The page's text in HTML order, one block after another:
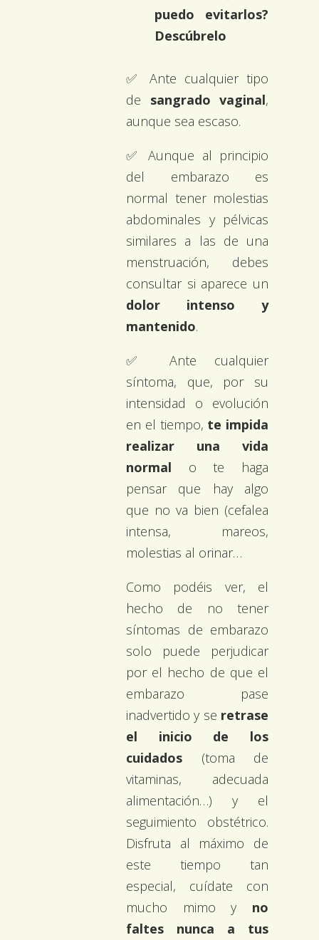
puedo evitarlos?
Descúbrelo
✅ Ante cualquier tipo
de sangrado vaginal,
aunque sea escaso.
✅ Aunque al principio
del embarazo es
normal tener molestias
abdominales y pélvicas
similares a las de una
menstruación, debes
consultar si aparece un
dolor intenso y
mantenido.
✅ Ante cualquier
síntoma, que, por su
intensidad o evolución
en el tiempo, te impida
realizar una vida
normal o te haga
pensar que hay algo
que no va bien (cefalea
intensa, mareos,
molestias al orinar…
Como podéis ver, el
hecho de no tener
síntomas de embarazo
solo puede perjudicar
por el hecho de que el
embarazo pase
inadvertido y se retrase
el inicio de los
cuidados (toma de
vitaminas, adecuada
alimentación…) y el
seguimiento obstétrico.
Disfruta al máximo de
este tiempo tan
especial, cuídate con
mucho mimo y no
faltes nunca a tus